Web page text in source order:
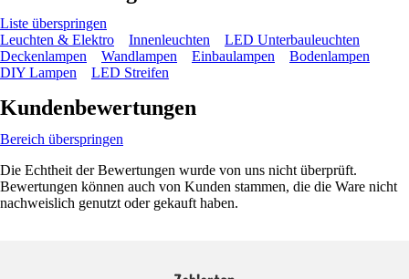
Liste überspringen
Leuchten & Elektro
Innenleuchten
LED Unterbauleuchten
Deckenlampen
Wandlampen Einbaulampen
Bodenlampen
DIY Lampen
LED Streifen
Kundenbewertungen
Bereich überspringen
Die Echtheit der Bewertungen wurde von uns nicht überprüft.
Bewertungen können auch von Kunden stammen, die die Ware nicht
nachweislich genutzt oder gekauft haben.